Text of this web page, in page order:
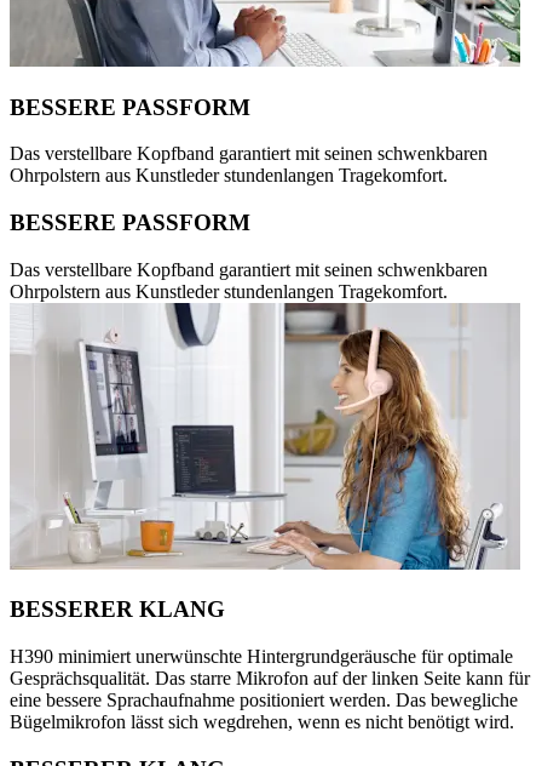
BESSERE PASSFORM
Das verstellbare Kopfband garantiert mit seinen schwenkbaren
Ohrpolstern aus Kunstleder stundenlangen Tragekomfort.
BESSERE PASSFORM
Das verstellbare Kopfband garantiert mit seinen schwenkbaren
Ohrpolstern aus Kunstleder stundenlangen Tragekomfort.
BESSERER KLANG
H390 minimiert unerwünschte Hintergrundgeräusche für optimale
Gesprächsqualität. Das starre Mikrofon auf der linken Seite kann für
eine bessere Sprachaufnahme positioniert werden. Das bewegliche
Bügelmikrofon lässt sich wegdrehen, wenn es nicht benötigt wird.